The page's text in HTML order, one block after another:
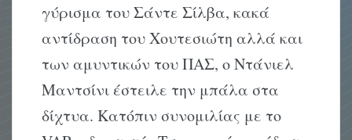
γύρισμα του Σάντε Σίλβα, κακά
αντίδραση του Χουτεσιώτη αλλά και
των αμυντικών του ΠΑΣ, ο Ντάνιελ
Μαντσίνι έστειλε την μπάλα στα
δίχτυα. Κατόπιν συνομιλίας με το